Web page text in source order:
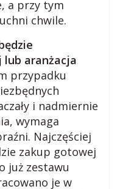
a przy tym
chwile.
lub aranżacja
przypadku
i nadmiernie
wymaga
Najczęściej
zakup gotowej
już zestawu
je w